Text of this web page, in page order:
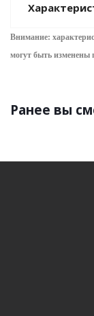
Внимание:
могут быть изменены
Ранее вы